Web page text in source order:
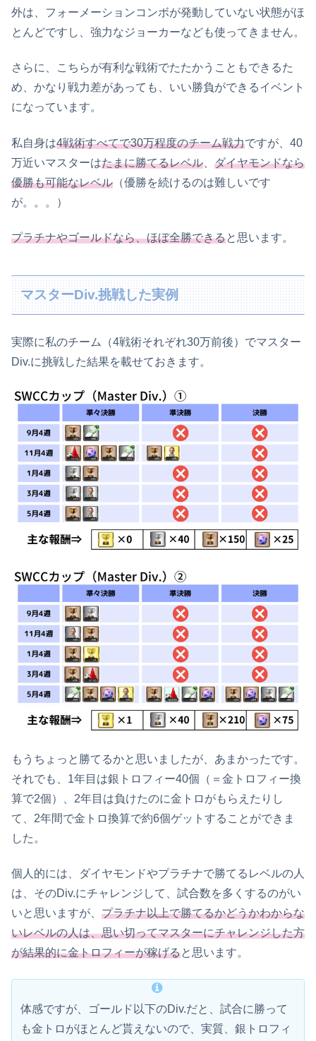
外は、フォーメーションコンボが発動していない状態がほ
とんどですし、強力なジョーカーなども使ってきません。
さらに、こちらが有利な戦術でたたかうこともできるた
め、かなり戦力差があっても、いい勝負ができるイベント
になっています。
私自身は4戦術すべてで30万程度のチーム戦力ですが、40
万近いマスターはたまに勝てるレベル
ダイヤモンドなら
優勝も可能なレベル （優勝を続けるのは難しいです
が。。。）
プラチナやゴールドなら、ほぼ全勝できると思います。
マスターDiv.挑戦した実例
実際に私のチーム（4戦術それぞれ30万前後）でマスター
Div.に挑戦した結果を載せておきます。
もうちょっと勝てるかと思いましたが、あまかったです。
それでも、1年目は銀トロフィー40個（＝金トロフィー換
算で2個）、2年目は負けたのに金トロがもらえたりし
て、2年間で金トロ換算で約6個ゲットすることができま
した。
個人的には、ダイヤモンドやプラチナで勝てるレベルの人
は、そのDiv.にチャレンジして、試合数を多くするのがい
いと思いますが、 プラチナ以上で勝てるかどうかわからな
いレベルの人は、思い切ってマスターにチャレンジした方
が結果的に金トロフィーが稼げると思います。
体感ですが、ゴールド以下のDiv.だと、試合に勝って
も金トロがほとんど貰えないので、実質、銀トロフィ